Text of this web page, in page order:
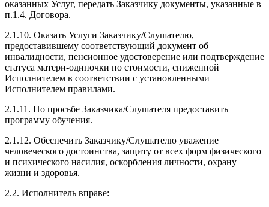
оказанных Услуг, передать Заказчику документы, указанные в
п.1.4. Договора.
2.1.10. Оказать Услуги Заказчику/Слушателю,
предоставившему соответствующий документ об
инвалидности, пенсионное удостоверение или подтверждение
статуса матери-одиночки по стоимости, сниженной
Исполнителем в соответствии с установленными
Исполнителем правилами.
2.1.11. По просьбе Заказчика/Слушателя предоставить
программу обучения.
2.1.12. Обеспечить Заказчику/Слушателю уважение
человеческого достоинства, защиту от всех форм физического
и психического насилия, оскорбления личности, охрану
жизни и здоровья.
2.2. Исполнитель вправе: